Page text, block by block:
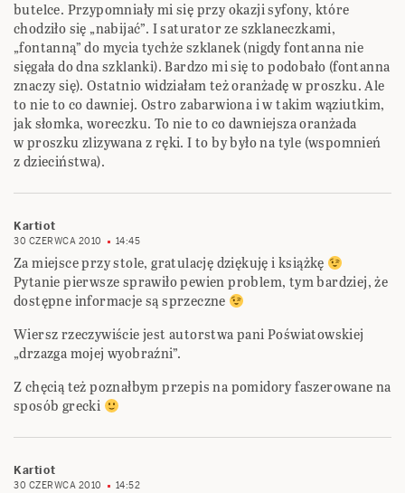
butelce. Przypomniały mi się przy okazji syfony, które
chodziło się „nabijać”. I saturator ze szklaneczkami,
„fontanną” do mycia tychże szklanek (nigdy fontanna nie
sięgała do dna szklanki). Bardzo mi się to podobało (fontanna
znaczy się). Ostatnio widziałam też oranżadę w proszku. Ale
to nie to co dawniej. Ostro zabarwiona i w takim wąziutkim,
jak słomka, woreczku. To nie to co dawniejsza oranżada
w proszku zlizywana z ręki. I to by było na tyle (wspomnień
z dzieciństwa).
Kartiot
30 CZERWCA 2010 14:45
Za miejsce przy stole, gratulację dziękuję i książkę
Pytanie pierwsze sprawiło pewien problem, tym bardziej, że
dostępne informacje są sprzeczne
Wiersz rzeczywiście jest autorstwa pani Poświatowskiej
„drzazga mojej wyobraźni”.
Z chęcią też poznałbym przepis na pomidory faszerowane na
sposób grecki
Kartiot
30 CZERWCA 2010 14:52